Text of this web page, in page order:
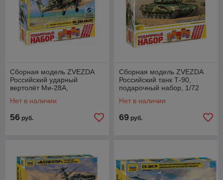
Сборная модель ZVEZDA
Российский ударный
вертолёт Ми-28А,
Нет в наличии
56 руб.
Сборная модель ZVEZDA
Российский танк Т-90,
подарочный набор, 1/72
Нет в наличии
69 руб.